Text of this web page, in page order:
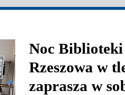
Noc
Rzeszowa w
zaprasza w